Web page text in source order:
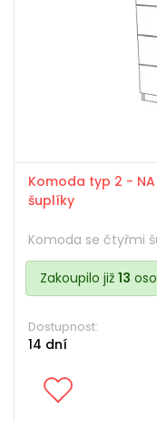
Komoda typ 2 -
šuplíky
Komoda se čtyřmi
Zakoupilo již 13
Dostupnost:
14 dní